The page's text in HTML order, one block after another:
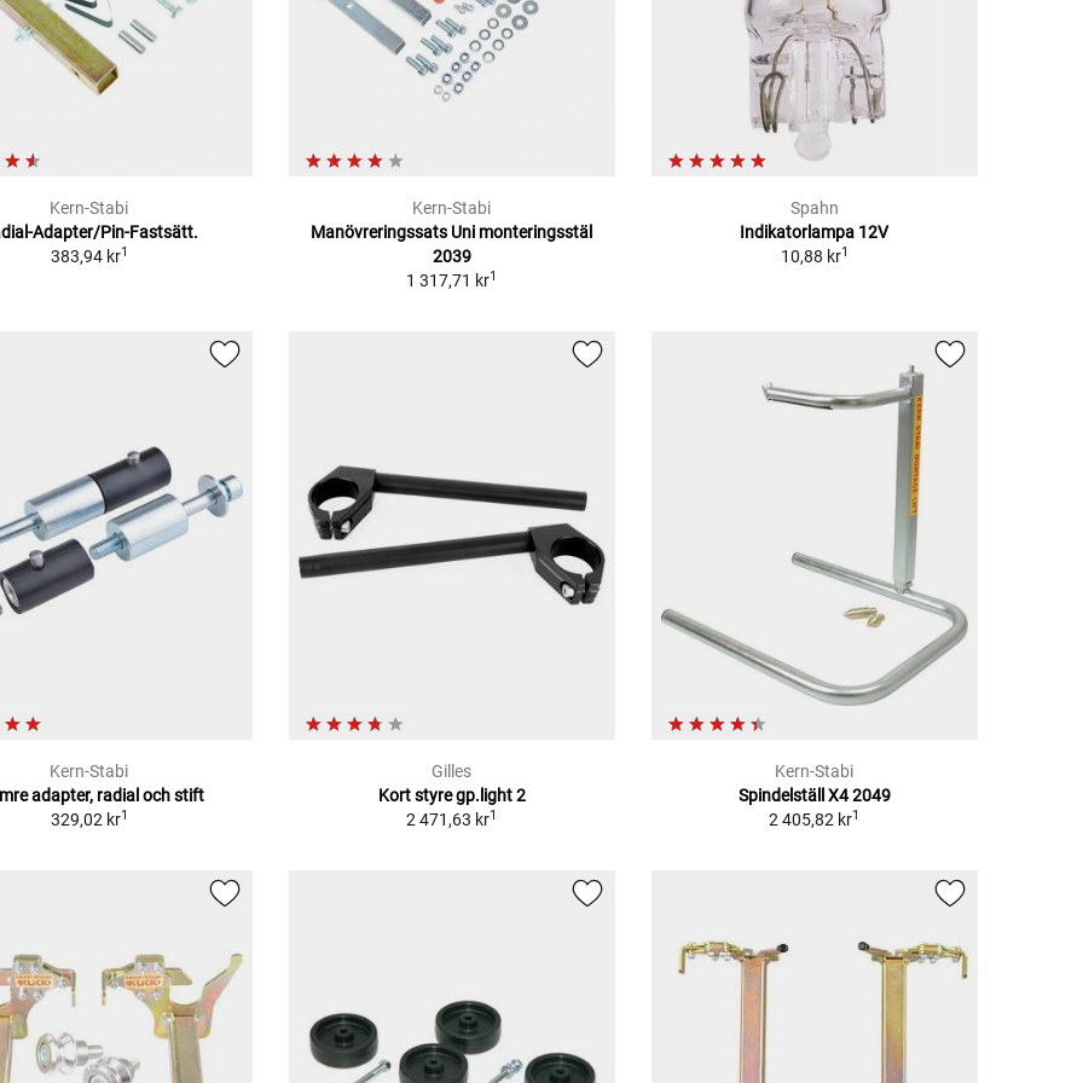
Kern-Stabi
Adapter/Pin-Fastsätt.
383,94 kr1
Kern-Stabi
Manövreringssats Uni monteringsstäl
2039
1 317,71 kr1
Spahn
Indikatorlampa 12V
10,88 kr1
Kern-Stabi
adapter, radial och stift
329,02 kr1
Gilles
Kort styre gp.light 2
2 471,63 kr1
Kern-Stabi
Spindelställ X4 2049
2 405,82 kr1